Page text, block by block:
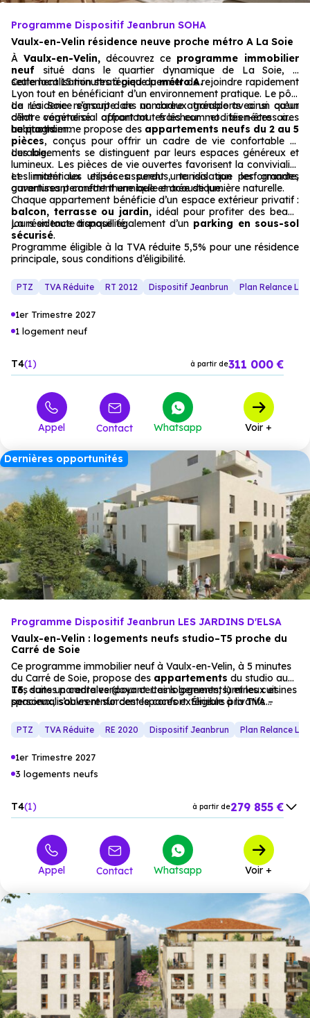
Programme Dispositif Jeanbrun SOHA
Vaulx-en-Velin résidence neuve proche métro A La Soie
À Vaulx-en-Velin, découvrez ce programme immobilier
neuf situé dans le quartier dynamique de La Soie, à
seulement 15 minutes à pied dumétro A.
Cette localisation stratégique permet de rejoindre rapidement
Lyon tout en bénéficiant d’un environnement pratique. Le pôle
de La Soie regroupe de nombreux transports ainsi qu’un
centre commercial offrant toutes les commodités nécessaires
au quotidien.
La résidence s’inscrit dans un cadre agréable avec un cœur
d’îlot végétalisé apportant fraîcheur et bien-être aux
habitants.
Le programme propose des appartements neufs du 2 au 5
pièces, conçus pour offrir un cadre de vie confortable et
durable.
Les logements se distinguent par leurs espaces généreux et
lumineux. Les pièces de vie ouvertes favorisent la convivialité
et limitent les espaces perdus, tandis que les grandes
ouvertures permettent une belle entrée de lumière naturelle.
Les matériaux utilisés assurent une isolation performante,
garantissant confort thermique et acoustique.
Chaque appartement bénéficie d’un espace extérieur privatif :
balcon, terrasse ou jardin, idéal pour profiter des beaux
jours en toute tranquillité.
La résidence dispose également d’un parking en sous-sol
sécurisé.
Programme éligible à la TVA réduite 5,5% pour une résidence
principale, sous conditions d’éligibilité.
PTZ TVA Réduite RT 2012 Dispositif Jeanbrun Plan Relance
1er Trimestre 2027
1 logement neuf
T4 1 à partir de311 000 €
Appel Contact Whatsapp Voir +
Dernières opportunités
Programme Dispositif Jeanbrun LES JARDINS D'ELSA
Vaulx-en-Velin : logements neufs studio–T5 proche du
Carré de Soie
Ce programme immobilier neuf à Vaulx-en-Velin, à 5 minutes
du Carré de Soie, propose des appartements du studio au
T5, dans un cadre verdoyant. Les logements, lumineux et
spacieux, s’ouvrent sur des espaces extérieurs privatifs –
harmonie avec la nature.
Les suites parentales (pour certains logements) et les cuisines
personnalisables renforcent le confort. Éligible à la TVA
résidence principale ou un investissement locatif, dans un
environnement paisible et connecté.
PTZ TVA Réduite RE 2020 Dispositif Jeanbrun Plan Relance
1er Trimestre 2027
3 logements neufs
T4 1 à partir de279 855 €
Appel Contact Whatsapp Voir +